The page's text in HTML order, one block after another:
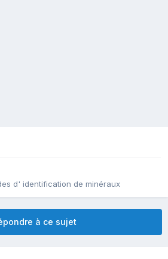
d' identification de minéraux
à ce sujet